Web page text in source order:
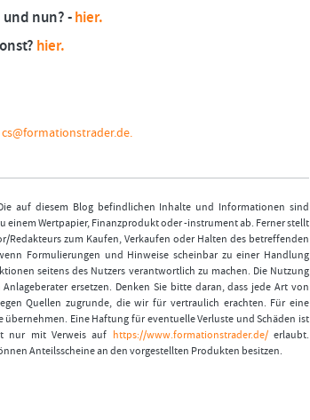
und nun? -hier.
hier.
cs@formationstrader.de.
auf diesem Blog befindlichen Inhalte und Informationen sind
Wertpapier, Finanzprodukt oder -instrument ab. Ferner stellt
Redakteurs zum Kaufen, Verkaufen oder Halten des betreffenden
Formulierungen und Hinweise scheinbar zu einer Handlung
seitens des Nutzers verantwortlich zu machen. Die Nutzung
ersetzen. Denken Sie bitte daran, dass jede Art von
Quellen zugrunde, die wir für vertraulich erachten. Für eine
Eine Haftung für eventuelle Verluste und Schäden ist
nur mit Verweis auf https://www.formationstrader.de/erlaubt.
Anteilsscheine an den vorgestellten Produkten besitzen.